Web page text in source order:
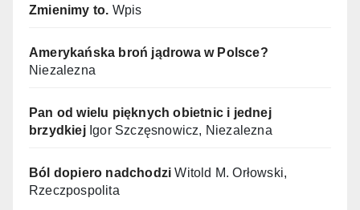
Zmienimy to. Wpis
Amerykańska broń jądrowa w Polsce?
Niezalezna
Pan od wielu pięknych obietnic i jednej
brzydkiejIgor Szczęsnowicz, Niezalezna
Ból dopiero nadchodzi Witold M. Orłowski,
Rzeczpospolita